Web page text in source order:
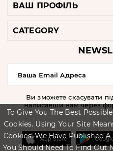
To Give You The Best
Cookies. Using Your Site
Cookies. We Have Published
You Should Need To Find Out
ВАШ ПРОФІЛЬ
CATEGORY
Ви зможете скасувати
написавши нам через